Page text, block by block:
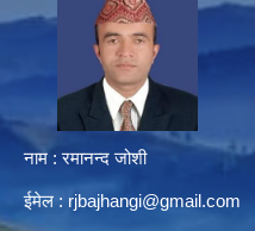
नाम : रमानन्द जोशी
ईमेल : rjbajhangi@gmail.com